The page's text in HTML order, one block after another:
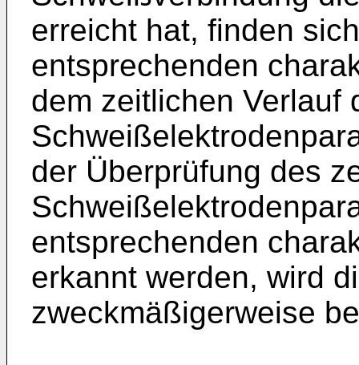
erreicht hat, finden
entsprechenden
dem zeitlichen Verlauf
der Überprüfung des
entsprechenden
erkannt werden, wird
zweckmäßigerweise